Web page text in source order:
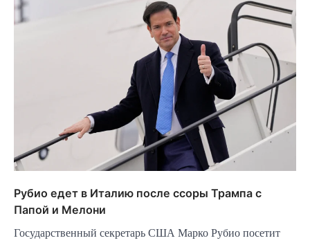
Рубио едет в Италию после ссоры Трампа с
Папой и Мелони
Государственный секретарь США Марко Рубио посетит